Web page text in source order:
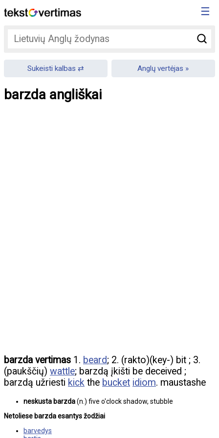
☰
Sukeisti kalbas Anglų vertėjas
barzda angliškai
barzda vertimas 1. beard; 2. (rakto)(key-) bit ; 3.
(paukščių) wattle; barzdą įkišti be deceived ;
barzdą užriesti kick the bucket idiom. maustashe
neskusta barzda(n.) five o'clock shadow, stubble
Netoliese barzda esantys žodžiai
barvedys